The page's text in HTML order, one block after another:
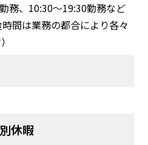
務、10:30〜19:30勤務など
間は業務の都合により各々
休暇